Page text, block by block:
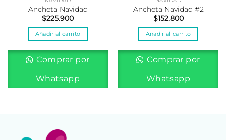
Ancheta Navidad
$225.900
Añadir al carrito
Comprar por
Whatsapp
Ancheta Navidad #2
$152.800
Añadir al carrito
Comprar por
Whatsapp